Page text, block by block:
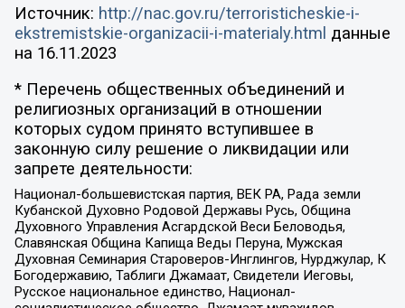
Источник: http://nac.gov.ru/terroristicheskie-i-
ekstremistskie-organizacii-i-materialy.html данные
на 16.11.2023
* Перечень общественных объединений и
религиозных организаций в отношении
которых судом принято вступившее в
законную силу решение о ликвидации или
запрете деятельности:
Национал-большевистская партия, ВЕК РА, Рада земли
Кубанской Духовно Родовой Державы Русь, Община
Духовного Управления Асгардской Веси Беловодья,
Славянская Община Капища Веды Перуна, Мужская
Духовная Семинария Староверов-Инглингов, Нурджулар, К
Богодержавию, Таблиги Джамаат, Свидетели Иеговы,
Русское национальное единство, Национал-